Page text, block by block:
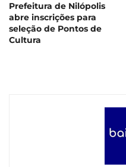
Prefeitura de Nilópolis
abre inscrições para
seleção de Pontos de
Cultura